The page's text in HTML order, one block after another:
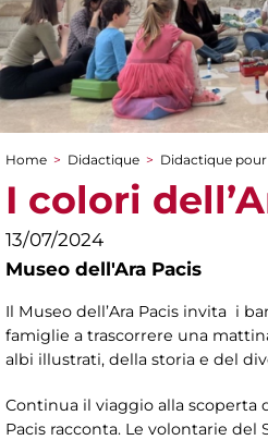
You are here
Home > Didactique > Didactique
I colori
13/07/2024
Museo dell'Ara Pacis
Il Museo dell’Ara Pacis invita i
famiglie a trascorrere una
albi illustrati, della storia e del
Continua il viaggio alla scoperta
Pacis racconta. Le volontarie del